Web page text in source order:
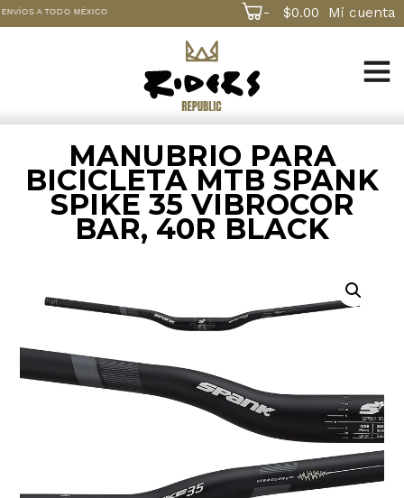
- $0.00 Mi cuenta
A TODO MÉXICO
MANUBRIO PARA
BICICLETA MTB SPANK
SPIKE 35 VIBROCOR
BAR, 40R BLACK